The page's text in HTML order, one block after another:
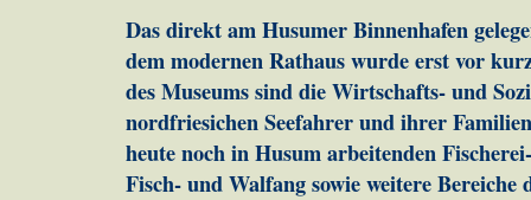
Das direkt am Husumer Binnenhafen
dem modernen Rathaus wurde erst vor
des Museums sind die Wirtschafts- und
nordfriesichen Seefahrer und ihrer
heute noch in Husum arbeitenden
Fisch- und Walfang sowie weitere Bereiche